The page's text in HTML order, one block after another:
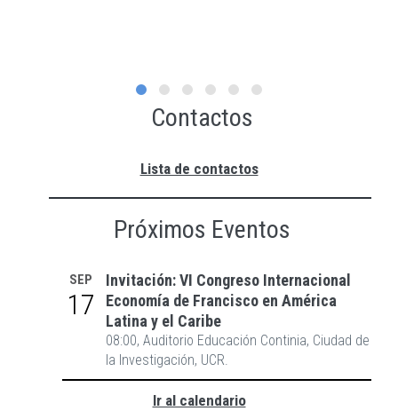
Contactos
Lista de contactos
Próximos Eventos
SEP
17
Invitación: VI Congreso Internacional
Economía de Francisco en América
Latina y el Caribe
08:00, Auditorio Educación Continia, Ciudad de
la Investigación, UCR.
Ir al calendario